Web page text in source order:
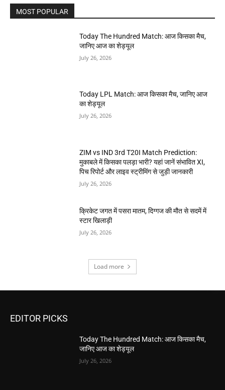
MOST POPULAR
Today The Hundred Match: आज किसका मैच,
जानिए आज का शेड्यूल
July 26, 2026
Today LPL Match: आज किसका मैच, जानिए आज
का शेड्यूल
July 26, 2026
ZIM vs IND 3rd T20I Match Prediction:
मुकाबले में किसका पलड़ा भारी? यहां जानें संभावित XI,
पिच रिपोर्ट और लाइव स्ट्रीमिंग से जुड़ी जानकारी
July 26, 2026
क्रिकेट जगत में पसरा मातम, दिग्गज की मौत से सदमें में
स्टार खिलाड़ी
July 26, 2026
Load more
EDITOR PICKS
Today The Hundred Match: आज किसका मैच,
जानिए आज का शेड्यूल
July 26, 2026